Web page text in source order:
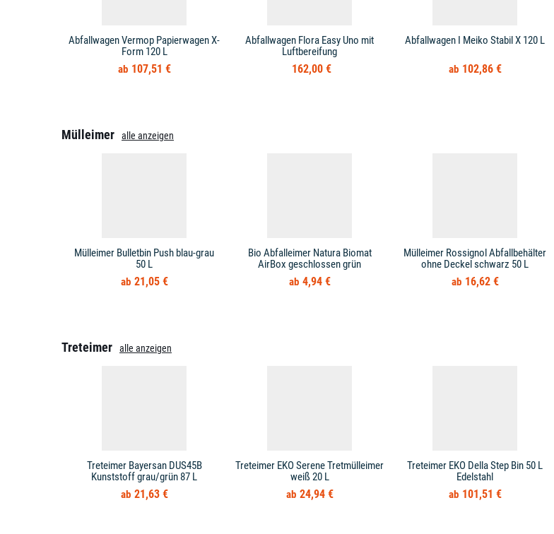
Abfallwagen Vermop Papierwagen X-
Form 120 L
107,51 €
Abfallwagen Flora Easy Uno mit
Luftbereifung
162,00 €
Abfallwagen I Meiko Stabil X 120 L
102,86 €
Mülleimer alle anzeigen
Mülleimer Bulletbin Push blau-grau
50 L
21,05 €
Bio Abfalleimer Natura Biomat
AirBox geschlossen grün
4,94 €
Mülleimer Rossignol Abfallbehälter
ohne Deckel schwarz 50 L
16,62 €
Treteimer alle anzeigen
Treteimer Bayersan DUS45B
Kunststoff grau/grün 87 L
21,63 €
Treteimer EKO Serene Tretmülleimer
weiß 20 L
24,94 €
Treteimer EKO Della Step Bin 50 L
Edelstahl
101,51 €